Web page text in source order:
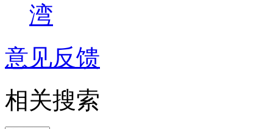
湾
意见反馈
相关搜索